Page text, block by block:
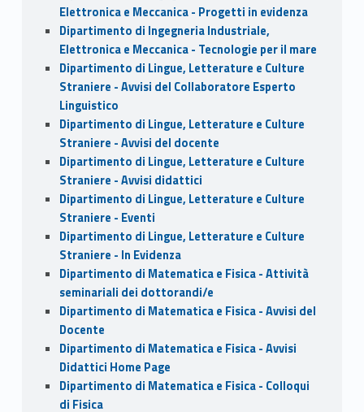
Elettronica e Meccanica - Progetti in evidenza
Dipartimento di Ingegneria Industriale,
Elettronica e Meccanica - Tecnologie per il mare
Dipartimento di Lingue, Letterature e Culture
Straniere - Avvisi del Collaboratore Esperto
Linguistico
Dipartimento di Lingue, Letterature e Culture
Straniere - Avvisi del docente
Dipartimento di Lingue, Letterature e Culture
Straniere - Avvisi didattici
Dipartimento di Lingue, Letterature e Culture
Straniere - Eventi
Dipartimento di Lingue, Letterature e Culture
Straniere - In Evidenza
Dipartimento di Matematica e Fisica - Attività
seminariali dei dottorandi/e
Dipartimento di Matematica e Fisica - Avvisi del
Docente
Dipartimento di Matematica e Fisica - Avvisi
Didattici Home Page
Dipartimento di Matematica e Fisica - Colloqui
di Fisica